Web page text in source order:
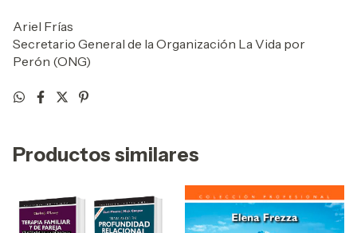
Ariel Frías
Secretario General de la Organización La Vida por
Perón (ONG)
Productos similares